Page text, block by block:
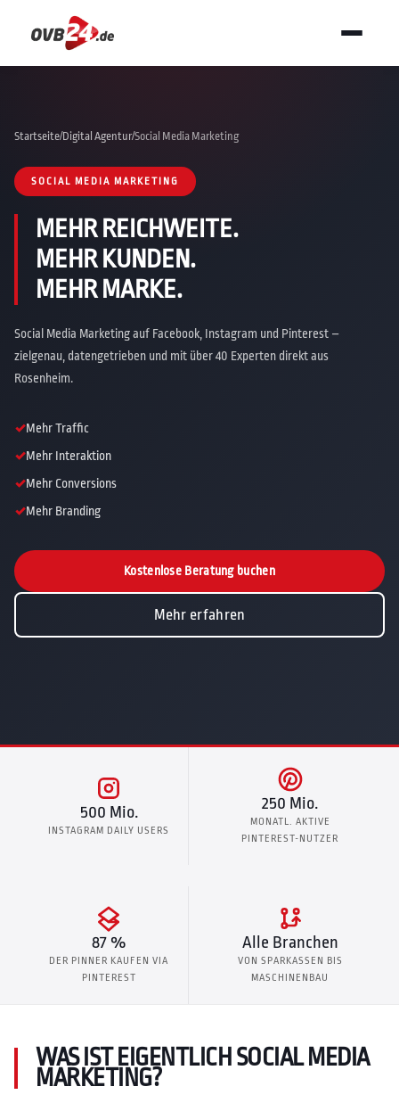
Startseite/Digital Agentur/Social Media Marketing
SOCIAL MEDIA MARKETING
MEHR REICHWEITE.
MEHR KUNDEN.
MEHR MARKE.
Social Media Marketing auf Facebook, Instagram und Pinterest –
zielgenau, datengetrieben und mit über 40 Experten direkt aus
Rosenheim.
Mehr Traffic
Mehr Interaktion
Mehr Conversions
Mehr Branding
Kostenlose Beratung buchen
Mehr erfahren
500 Mio.
INSTAGRAM DAILY USERS
250 Mio.
MONATL. AKTIVE
PINTEREST-NUTZER
87 %
DER PINNER KAUFEN VIA
PINTEREST
Alle Branchen
VON SPARKASSEN BIS
MASCHINENBAU
WAS IST EIGENTLICH SOCIAL MEDIA
MARKETING?